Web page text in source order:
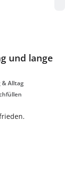
und lange
& Alltag